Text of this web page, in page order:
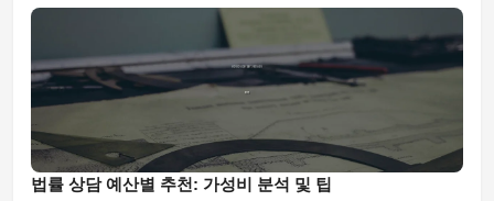
법률 상담 예산별 추천: 가성비 분석 및 팁